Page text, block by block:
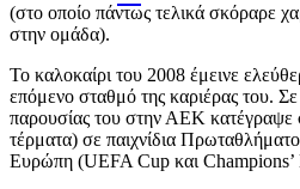
(στο οποίο πάντως τελικά σκόραρε
στην ομάδα).
Το καλοκαίρι του 2008 έμεινε
επόμενο σταθμό της καριέρας του.
παρουσίας του στην ΑΕΚ κατέγραψε
τέρματα) σε παιχνίδια
Ευρώπη (UEFA Cup και Champions’